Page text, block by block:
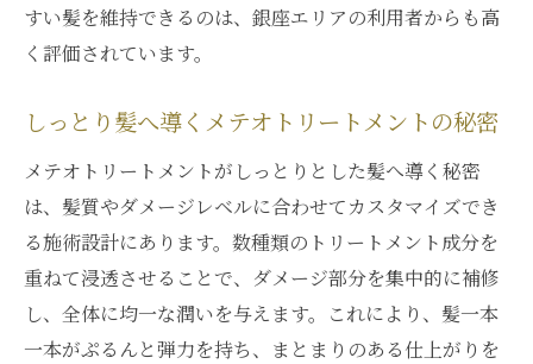
すい髪を維持できるのは、銀座エリアの利用者からも高
く評価されています。
しっとり髪へ導くメテオトリートメントの秘密
メテオトリートメントがしっとりとした髪へ導く秘密
は、髪質やダメージレベルに合わせてカスタマイズでき
る施術設計にあります。数種類のトリートメント成分を
重ねて浸透させることで、ダメージ部分を集中的に補修
し、全体に均一な潤いを与えます。これにより、髪一本
一本がぷるんと弾力を持ち、まとまりのある仕上がりを